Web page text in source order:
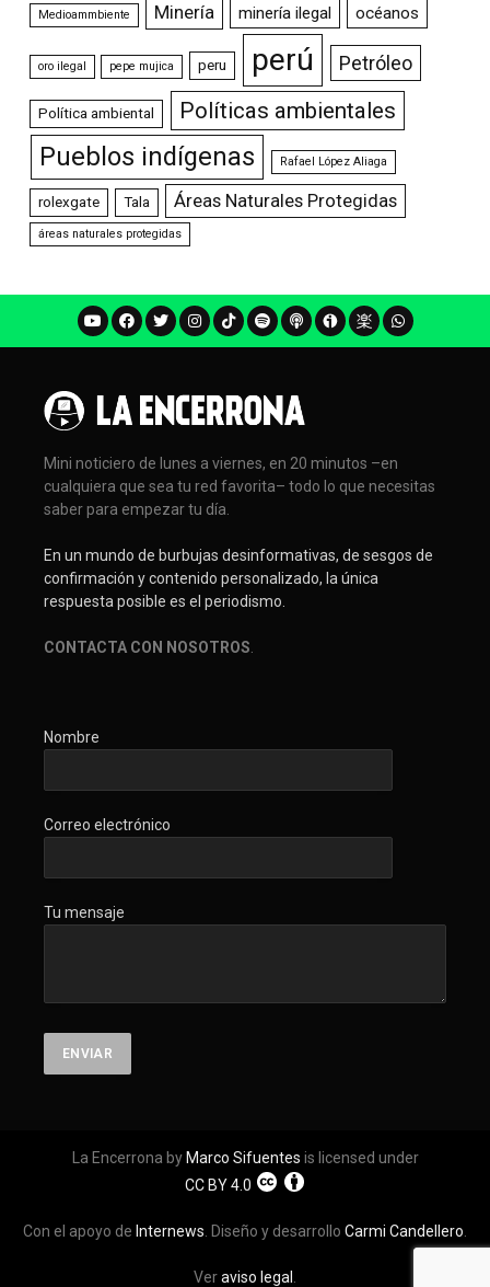
Medioammbiente Minería minería ilegal océanos
oro ilegal pepe mujica peru perú Petróleo
Política ambiental Políticas ambientales
Pueblos indígenas Rafael López Aliaga
rolexgate Tala Áreas Naturales Protegidas
áreas naturales protegidas
Mini noticiero de lunes a viernes, en 20 minutos –en
cualquiera que sea tu red favorita– todo lo que necesitas
saber para empezar tu día.
En un mundo de burbujas desinformativas, de sesgos de
confirmación y contenido personalizado, la única
respuesta posible es el periodismo.
CONTACTA CON NOSOTROS.
Nombre
Correo electrónico
Tu mensaje
La Encerrona by Marco Sifuentes is licensed under
CC BY 4.0
Con el apoyo de Internews. Diseño y desarrollo Carmi Candellero.
Veraviso legal .